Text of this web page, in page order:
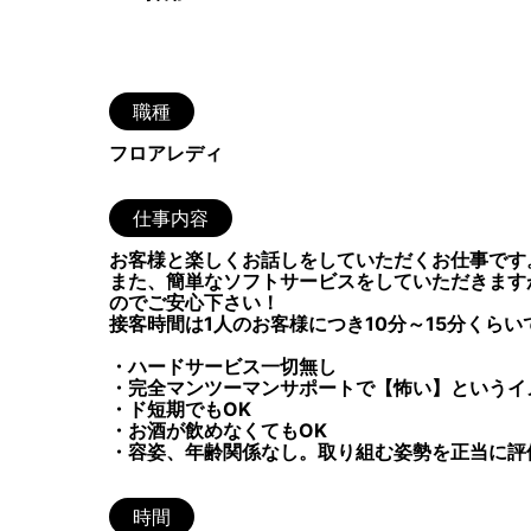
職種
フロアレディ
仕事内容
お客様と楽しくお話しをしていただくお仕事です
また、簡単なソフトサービスをしていただきま
のでご安心下さい！
接客時間は1人のお客様につき10分～15分くら
・ハードサービス一切無し
・完全マンツーマンサポートで【怖い】という
・ド短期でもOK
・お酒が飲めなくてもOK
・容姿、年齢関係なし。取り組む姿勢を正当に
時間